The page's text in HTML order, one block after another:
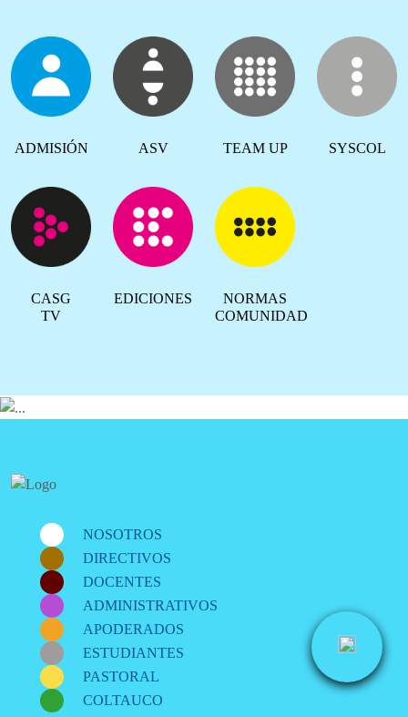
ADMISIÓN ASV TEAM UP SYSCOL
CASG
TV
EDICIONES
NORMAS
COMUNIDAD
NOSOTROS
DIRECTIVOS
DOCENTES
ADMINISTRATIVOS
APODERADOS
ESTUDIANTES
PASTORAL
COLTAUCO